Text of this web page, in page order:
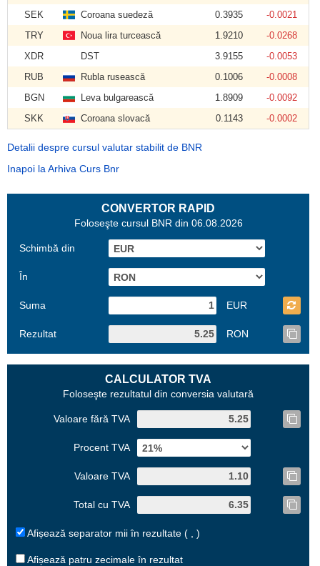
SEK
Coroana suedeză 0.3935
-0.0021
TRY
Noua lira turcească 1.9210
-0.0268
XDR
DST 3.9155
-0.0053
RUB
Rubla rusească 0.1006
-0.0008
BGN
Leva bulgarească 1.8909
-0.0092
SKK
Coroana slovacă 0.1143 -0.0002
Detalii despre cursul valutar stabilit de BNR
Inapoi la Arhiva Curs Bnr
CONVERTOR RAPID
Foloseşte cursul BNR din 06.08.2026
Schimbă din
În
Suma EUR
Rezultat RON
CALCULATOR TVA
Foloseşte rezultatul din conversia valutară
Valoare fără TVA
Procent TVA
Valoare TVA
Total cu TVA
Afișează separator mii în rezultate ( , )
Afișează patru zecimale în rezultat